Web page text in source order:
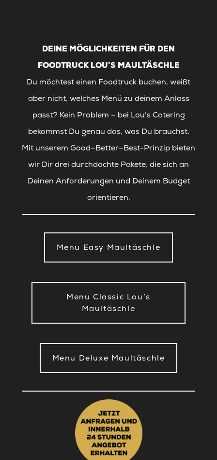
DEINE MÖGLICHKEITEN FÜR DEN
FOODTRUCK LOU’S MAULTÄSCHLE
Du möchtest einen Foodtruck buchen, weißt
aber nicht, welches Menü zu deinem Anlass
passt? Kein Problem – bei Lou’s Catering
bekommst Du genau das, was Du brauchst.
Mit unserem Good–Better–Best-Prinzip bieten
wir Dir drei durchdachte Pakete, die sich an
Deinen Anforderungen und Deinem Budget
orientieren.
Menu Easy Maultäschle
Menu Classic Lou’s
Maultäschle
Menu Deluxe Maultäschle